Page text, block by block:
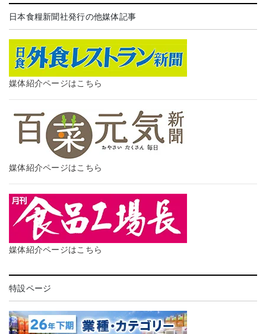
日本食糧新聞社発行の他媒体記事
媒体紹介ページはこちら
媒体紹介ページはこちら
媒体紹介ページはこちら
特設ページ